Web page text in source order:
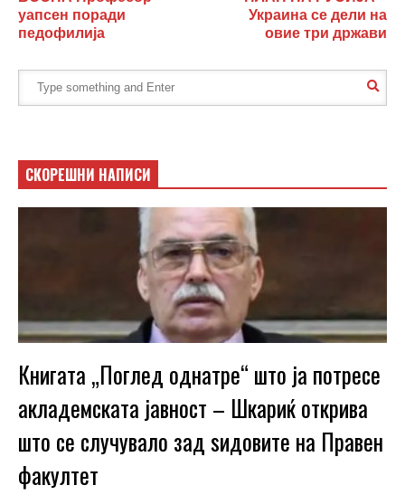
уапсен поради
педофилија
Украина се дели на
овие три држави
СКОРЕШНИ НАПИСИ
Книгата „Поглед однатре“ што ја потресе
акладемската јавност – Шкариќ открива
што се случувало зад ѕидовите на Правен
факултет